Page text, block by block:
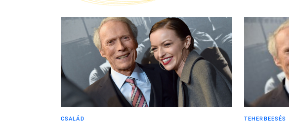
CSALÁD TEHERBEESÉS